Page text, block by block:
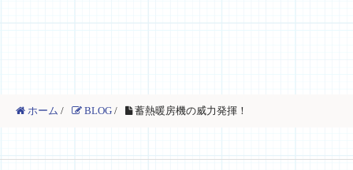
ホーム / BLOG / 蓄熱暖房機の威力発揮！